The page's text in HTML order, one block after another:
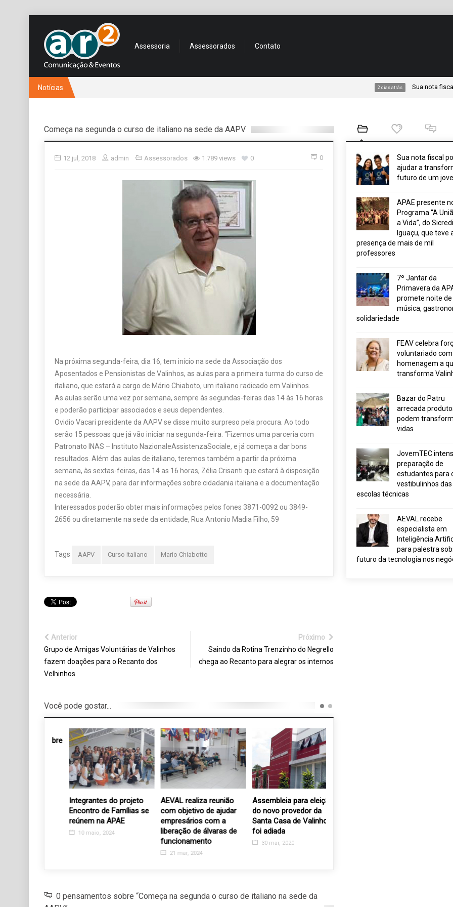
Assessoria Assessorados Contato
Notícias Sua nota fiscal pode
Começa na segunda o curso de italiano na sede da AAPV
12 jul, 2018 admin Assessorados 1.789 views 0 0
Na próxima segunda-feira, dia 16, tem início na sede da Associação dos
Aposentados e Pensionistas de Valinhos, as aulas para a primeira turma do curso de
italiano, que estará a cargo de Mário Chiaboto, um italiano radicado em Valinhos.
As aulas serão uma vez por semana, sempre às segundas-feiras das 14 às 16 horas
e poderão participar associados e seus dependentes.
Ovidio Vacari presidente da AAPV se disse muito surpreso pela procura. Ao todo
serão 15 pessoas que já vão iniciar na segunda-feira. “Fizemos uma parceria com
Patronato INAS – Instituto NazionaleAssistenzaSociale, e já começa a dar bons
resultados. Além das aulas de italiano, teremos também a partir da próxima
semana, às sextas-feiras, das 14 as 16 horas, Zélia Crisanti que estará à disposição
na sede da AAPV, para dar informações sobre cidadania italiana e a documentação
necessária.
Interessados poderão obter mais informações pelos fones 3871-0092 ou 3849-
2656 ou diretamente na sede da entidade, Rua Antonio Madia Filho, 59
Tags AAPV Curso Italiano Mario Chiabotto
Anterior
Grupo de Amigas Voluntárias de Valinhos
fazem doações para o Recanto dos
Velhinhos
Próximo
Saindo da Rotina Trenzinho do Negrello
chega ao Recanto para alegrar os internos
Você pode gostar...
Integrantes do projeto
Encontro de Famílias se
reúnem na APAE
10 maio, 2024
AEVAL realiza reunião
com objetivo de ajudar
empresários com a
liberação de álvaras de
funcionamento
21 mar, 2024
Assembleia para eleição
do novo provedor da
Santa Casa de Valinhos
foi adiada
30 mar, 2020
0 pensamentos sobre “Começa na segunda o curso de italiano na sede da
Sua nota fiscal
ajudar a
futuro de um
APAE presente
Programa “A
a Vida”, do Sicredi
Iguaçu, que teve
presença de mais de mil
professores
7º Jantar da
Primavera da
promete noite de
música,
solidariedade
FEAV celebra
voluntariado com
homenagem a
transforma
Bazar do Patru
arrecada
podem
vidas
JovemTEC
preparação de
estudantes para
vestibulinhos das
escolas técnicas
AEVAL recebe
especialista em
Inteligência
para palestra
futuro da tecnologia nos